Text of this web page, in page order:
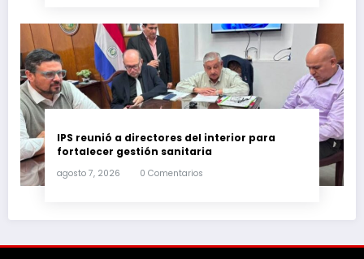
IPS reunió a directores del interior para
fortalecer gestión sanitaria
agosto 7, 2026 0 Comentarios